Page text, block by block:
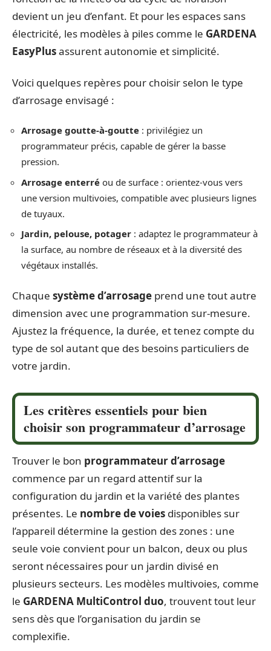
devient un jeu d’enfant. Et pour les espaces sans
électricité, les modèles à piles comme le GARDENA
EasyPlusassurent autonomie et simplicité.
Voici quelques repères pour choisir selon le type
d’arrosage envisagé :
Arrosage goutte-à-goutte : privilégiez un
programmateur précis, capable de gérer la basse
pression.
Arrosage enterré ou de surface : orientez-vous vers
une version multivoies, compatible avec plusieurs lignes
de tuyaux.
Jardin, pelouse, potager : adaptez le programmateur à
la surface, au nombre de réseaux et à la diversité des
végétaux installés.
Chaque système d’arrosage prend une tout autre
dimension avec une programmation sur-mesure.
Ajustez la fréquence, la durée, et tenez compte du
type de sol autant que des besoins particuliers de
votre jardin.
Les critères essentiels pour bien
choisir son programmateur d’arrosage
Trouver le bon programmateur d’arrosage
commence par un regard attentif sur la
configuration du jardin et la variété des plantes
présentes. Le nombre de voies disponibles sur
l’appareil détermine la gestion des zones : une
seule voie convient pour un balcon, deux ou plus
seront nécessaires pour un jardin divisé en
plusieurs secteurs. Les modèles multivoies, comme
le GARDENA MultiControl duo, trouvent tout leur
sens dès que l’organisation du jardin se
complexifie.